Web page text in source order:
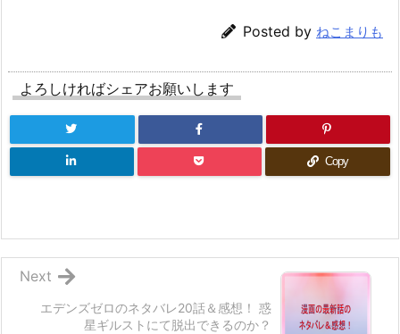
Posted by ねこまりも
よろしければシェアお願いします
Copy
エデンズゼロのネタバレ20話＆感想！ 惑
星ギルストにて脱出できるのか？
Next